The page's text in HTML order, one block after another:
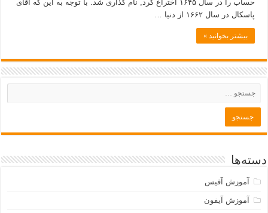
حساب را در سال ۱۶۴۵ اختراع کرد, نام گذاری شد. با توجه به این که آقای
پاسکال در سال ۱۶۶۲ از دنیا …
بیشتر بخوانید »
دسته‌ها
آموزش آفیس
آموزش آیفون